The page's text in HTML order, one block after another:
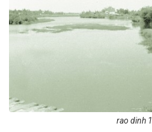
rao dinh 1